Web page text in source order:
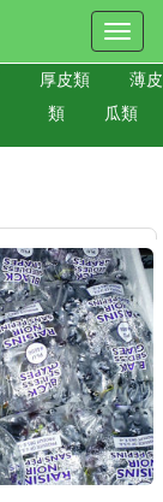
厚皮類
薄皮
類
瓜類